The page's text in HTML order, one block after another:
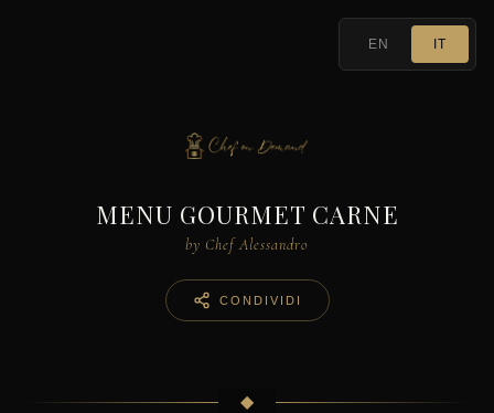
EN IT
MENU GOURMET CARNE
by Chef Alessandro
CONDIVIDI
◆